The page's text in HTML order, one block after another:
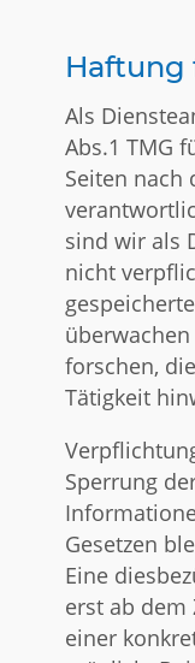
Haftung
Als
Abs.1 TMG
Seiten nach
sind wir als
nicht
forschen,
Tätigkeit
Sperrung
Gesetzen
Eine
erst ab dem
einer